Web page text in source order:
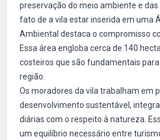
preservação do meio ambiente e
fato de a vila estar inserida em uma
Ambiental destaca o compromisso
Essa área engloba cerca de 140
costeiros que são fundamentais
região.
Os moradores da vila trabalham em
desenvolvimento sustentável,
diárias com o respeito à natureza.
um equilíbrio necessário entre